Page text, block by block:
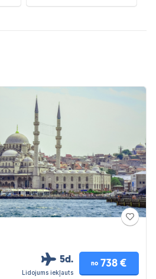
5d.
Lidojums iekļauts
no 738 €